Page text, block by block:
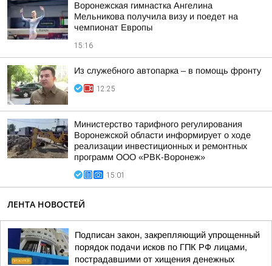
Воронежская гимнастка Ангелина
Мельникова получила визу и поедет на
чемпионат Европы
15:16
Из служебного автопарка – в помощь фронту
12:25
Министерство тарифного регулирования
Воронежской области информирует о ходе
реализации инвестиционных и ремонтных
программ ООО «РВК-Воронеж»
15:01
ЛЕНТА НОВОСТЕЙ
Подписан закон, закрепляющий упрощенный
порядок подачи исков по ГПК РФ лицами,
пострадавшими от хищения денежных